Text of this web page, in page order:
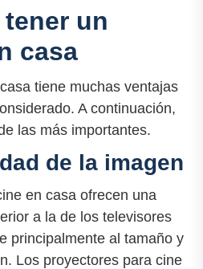
un
casa
tiene muchas ventajas
A continuación,
las más importantes.
de la imagen
en casa ofrecen una
a la de los televisores
principalmente al tamaño y
Los proyectores para cine